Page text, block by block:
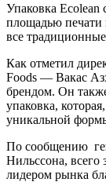
Упаковка
площадью печати
все
Как отметил
Foods — Вакас
брендом. Он
упаковка,
уникальной
По сообщению
Нильссона, всего
лидером рынка